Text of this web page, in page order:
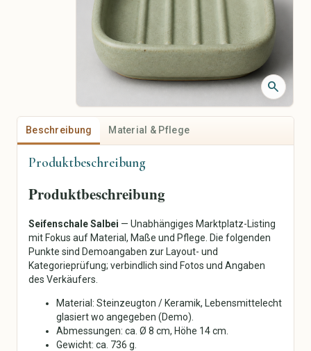
Unterwäsche & Nachtwäsche
Sportbekleidung
Trachten & Kostüme
Personalisierter Schmuck
Vintage-Schmuck
Kunst & Sammlerstücke
Zeichnung & Illustration
Fotografie
Skulpturen
Keramik & Glas
Textilkunst
Sammeln & Memorabilia
Mixed Media
Digitale Kunst
Stoffe & Textilien
Perlen & Schmuckzubehör
Papier & Scrapbooking
Nähen & Kurzwaren
Werkzeuge & Zubehör
Malen & Zeichnen
Keramik & Töpfern
search
Beschreibung Material & Pflege
Produktbeschreibung
Produktbeschreibung
Seifenschale Salbei — Unabhängiges Marktplatz-Listing
mit Fokus auf Material, Maße und Pflege. Die folgenden
Punkte sind Demoangaben zur Layout- und
Kategorieprüfung; verbindlich sind Fotos und Angaben
des Verkäufers.
Material: Steinzeugton / Keramik, Lebensmittelecht
glasiert wo angegeben (Demo).
Abmessungen: ca. Ø 8 cm, Höhe 14 cm.
Gewicht: ca. 736 g.